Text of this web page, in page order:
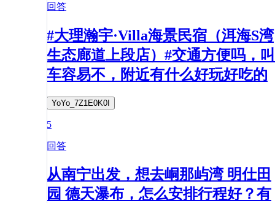
回答
#大理瀚宇·Villa海景民宿（洱海S湾
生态廊道上段店）#交通方便吗，叫
车容易不，附近有什么好玩好吃的
YoYo_7Z1E0K0I
5
回答
从南宁出发，想去峒那屿湾 明仕田
园 德天瀑布，怎么安排行程好？有